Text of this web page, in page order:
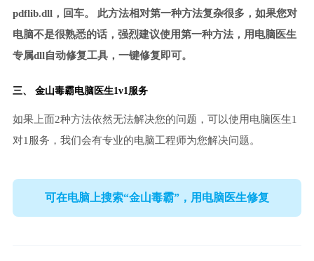
pdflib.dll，回车。 此方法相对第一种方法复杂很多，如果您对
电脑不是很熟悉的话，强烈建议使用第一种方法，用电脑医生
专属dll自动修复工具，一键修复即可。
三、 金山毒霸电脑医生1v1服务
如果上面2种方法依然无法解决您的问题，可以使用电脑医生1
对1服务，我们会有专业的电脑工程师为您解决问题。
可在电脑上搜索“金山毒霸”，用电脑医生修复